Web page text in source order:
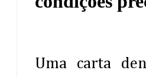
Uma carta